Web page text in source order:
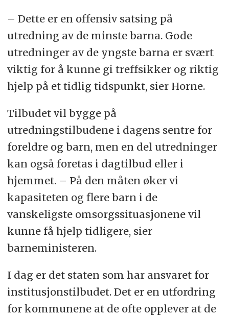
– Dette er en offensiv satsing på
utredning av de minste barna. Gode
utredninger av de yngste barna er svært
viktig for å kunne gi treffsikker og riktig
hjelp på et tidlig tidspunkt, sier Horne.
Tilbudet vil bygge på
utredningstilbudene i dagens sentre for
foreldre og barn, men en del utredninger
kan også foretas i dagtilbud eller i
hjemmet. – På den måten øker vi
kapasiteten og flere barn i de
vanskeligste omsorgssituasjonene vil
kunne få hjelp tidligere, sier
barneministeren.
I dag er det staten som har ansvaret for
institusjonstilbudet. Det er en utfordring
for kommunene at de ofte opplever at de